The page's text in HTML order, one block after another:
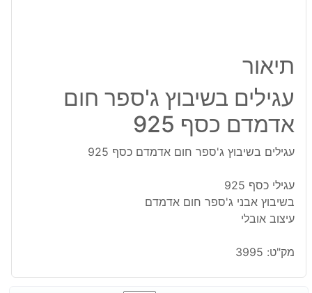
תיאור
עגילים בשיבוץ ג'ספר חום
אדמדם כסף 925
עגילים בשיבוץ ג'ספר חום אדמדם כסף 925
עגילי כסף 925
בשיבוץ אבני ג'ספר חום אדמדם
עיצוב אובלי
מק"ט: 3995